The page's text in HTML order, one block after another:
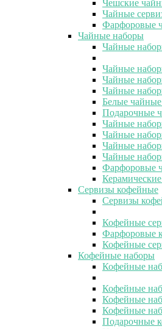
Чешские
Чайные
Фарфоровые
Чайные наборы
Чайные
Чайные
Чайные
Чайные
Белые
Подарочные
Чайные
Чайные
Чайные
Чайные
Фарфоровые
Сервизы кофейные
Сервизы
Кофейные
Фарфоровые
Кофейные
Кофейные наборы
Кофейные
Кофейные
Кофейные
Кофейные
Подарочные